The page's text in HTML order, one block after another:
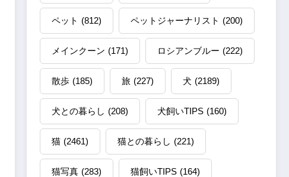
ペット (812) ペットジャーナリスト (200)
メインクーン (171) ロシアンブルー (222)
散歩 (185) 旅 (227) 犬 (2189)
犬との暮らし (208) 犬飼いTIPS (160)
猫 (2461) 猫との暮らし (221)
猫写真 (283) 猫飼いTIPS (164)